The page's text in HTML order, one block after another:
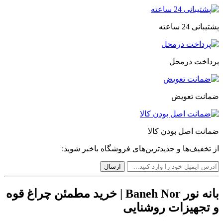
پشتیبانی 24 ساعته
پرداخت درمحل
ضمانت تعویض
ضمانت اصل بودن کالا
از تخفیف‌ها و جدیدترین‌های فروشگاه باخبر شوید:
بانه نور Baneh Nor | خرید مطمئن چراغ قوه
و تجهیزات روشنایی